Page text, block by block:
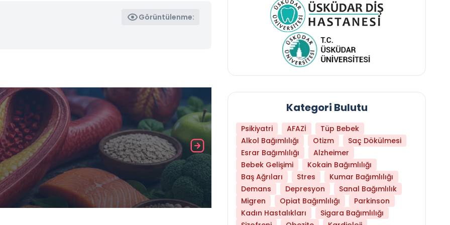
Görüntülenme:
Daha Az Protein Tüketmek Yaşlanmayı
Kategori Bulutu
Psikiyatri AFAZİ
Tüp Bebek
Alkol Bağımlılığı
Otizm
Saç Dökülmesi
Esrar Bağımlılığı
Alzheimer
Bebek Gelişimi
Kokain Bağımlılığı
Baş Ağrıları
Stres
Kumar Bağımlılığı
Demans
Depresyon
Sanal Bağımlılık
Migren
Opiat Bağımlılığı
Parkinson
Kadın Hastalıkları
Sigara Bağımlılığı